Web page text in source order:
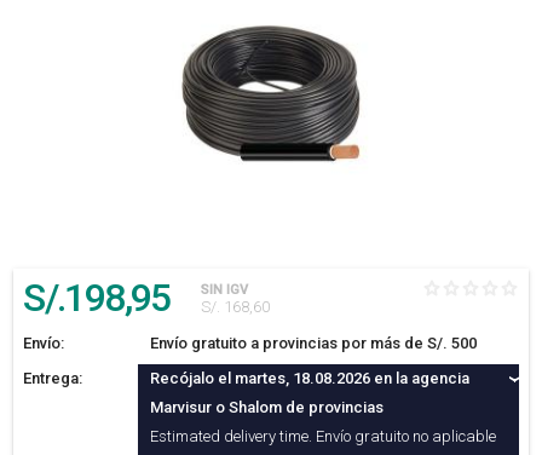
S/.198,95 SIN IGV
S/. 168,60
Envío:
Envío gratuito a provincias por más de S/. 500
Entrega:
Recójalo el martes, 18.08.2026 en la agencia
Marvisur o Shalom de provincias
Estimated delivery time. Envío gratuito no aplicable